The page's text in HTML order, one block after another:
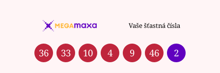
Vaše šťastná čísla
36 33 10 4 9 46 2